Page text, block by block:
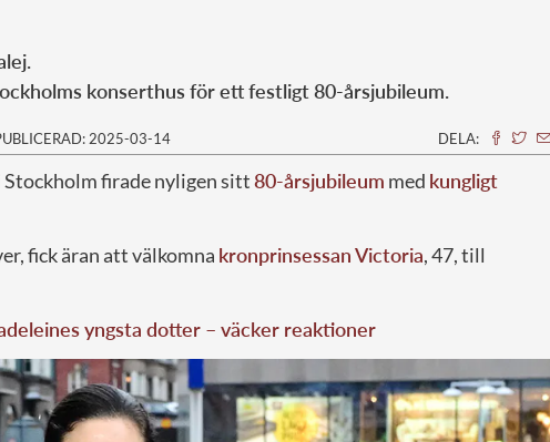
konserthus för ett festligt 80-årsjubileum.
2025-03-14 DELA:
Stockholm firade nyligen sitt80-årsjubileum med kungligt
fick äran att välkomna kronprinsessan Victoria, 47, till
yngsta dotter – väcker reaktioner